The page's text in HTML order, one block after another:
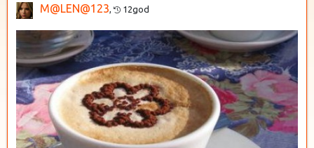
M@LEN@123, 12god